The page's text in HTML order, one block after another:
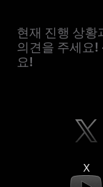
현재 진행 상황
의견을 주세요!
요!
X